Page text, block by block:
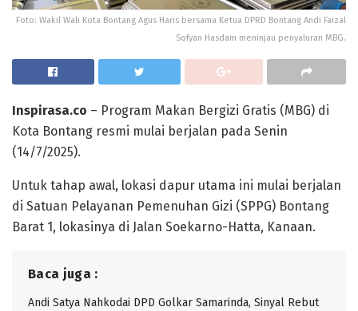
Foto: Wakil Wali Kota Bontang Agus Haris bersama Ketua DPRD Bontang Andi Faizal
Sofyan Hasdam meninjau penyaluran MBG.
Inspirasa.co – Program Makan Bergizi Gratis (MBG) di
Kota Bontang resmi mulai berjalan pada Senin
(14/7/2025).
Untuk tahap awal, lokasi dapur utama ini mulai berjalan
di Satuan Pelayanan Pemenuhan Gizi (SPPG) Bontang
Barat 1, lokasinya di Jalan Soekarno-Hatta, Kanaan.
Baca juga :
Andi Satya Nahkodai DPD Golkar Samarinda, Sinyal Rebut